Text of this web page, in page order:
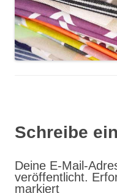
Schreibe
Deine E-Mail-
veröffentlicht.
markiert